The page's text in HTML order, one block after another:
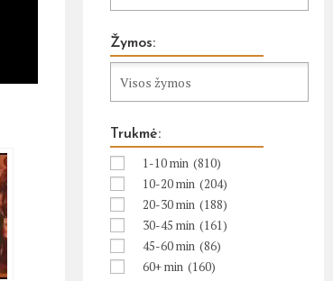
Žymos:
Trukmė:
1-10 min (810)
10-20 min (204)
20-30 min (188)
30-45 min (161)
45-60 min (86)
60+ min (160)